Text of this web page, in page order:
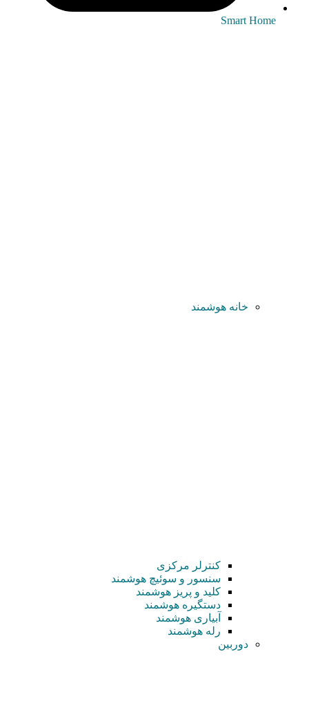
Smart Home
خانه هوشمند
کنترلر مرکزی
سنسور و سوئیچ هوشمند
کلید و پریز هوشمند
دستگیره هوشمند
آبیاری هوشمند
رله هوشمند
دوربین